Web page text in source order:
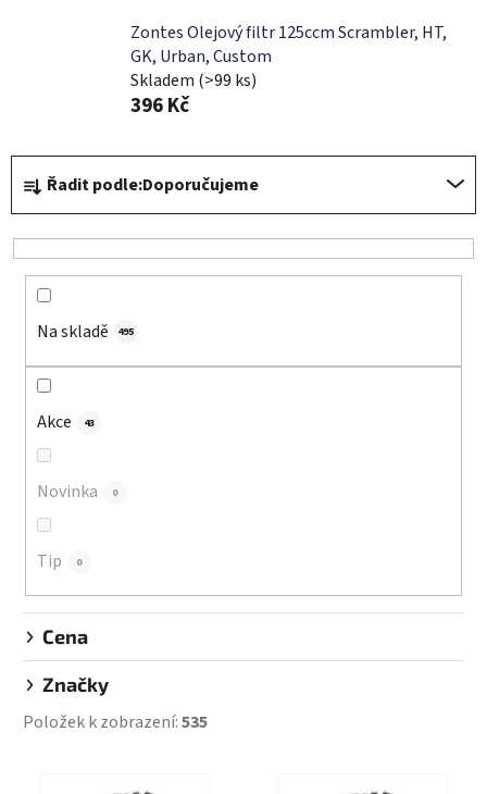
Zontes Olejový filtr 125ccm Scrambler, HT,
GK, Urban, Custom
Skladem (>99 ks)
396 Kč
Ř
a
z
e
Řadit podle:Doporučujeme
Na skladě 495
Akce 43
Novinka 0
Tip 0
Cena
Značky
Položek k zobrazení:535